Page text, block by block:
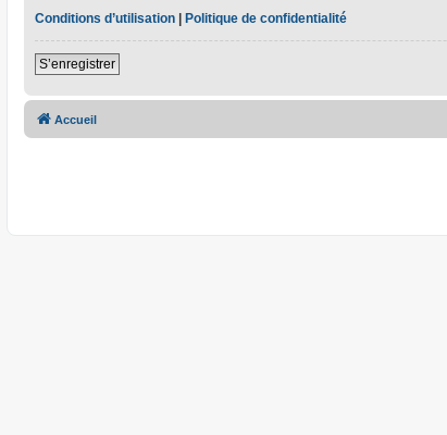
Conditions d’utilisation | Politique de confidentialité
S’enregistrer
Accueil